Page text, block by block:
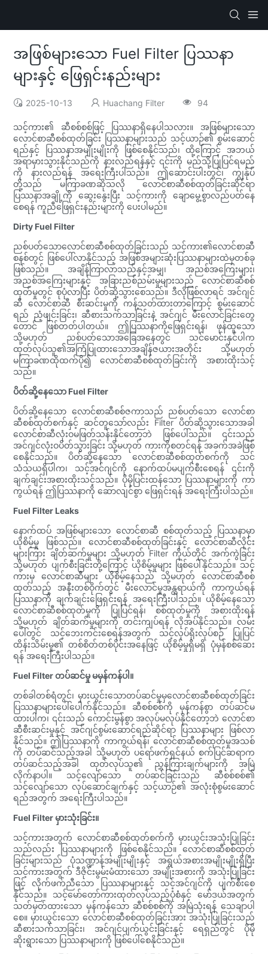
အဖြစ်များသော Fuel Filter ပြဿနာ
များနှင့် ဖြေရှင်းနည်းများ
2025-10-13 Huachang Filter 94
သင့်ကား၏ ဆီစစ်စစ်ဖြင့် ပြဿနာရှိနေပါသလား။ အဖြစ်များသော
လောင်စာဆီစစ်ထုတ်ခြင်း ပြဿနာများသည် သင့်ယာဉ်၏ စွမ်းဆောင်
ရည်နှင့် ပြဿနာအမျိုးမျိုးကို ဖြစ်စေနိုင်သည်၊ ထို့ကြောင့် အဘယ်
အရာမှားသွားနိုင်သည်ကို နားလည်ရန်နှင့် ၎င်းကို မည်သို့ပြုပြင်ရမည်
ကို နားလည်ရန် အရေးကြီးပါသည်။ ဤဆောင်းပါးတွင်၊ ကျွန်ုပ်
တို့သည် မကြာခဏဆိုသလို လောင်စာဆီစစ်ထုတ်ခြင်းဆိုင်ရာ
ပြဿနာအချို့ကို ဆွေးနွေးပြီး သင့်ကားကို ချောမွေ့စွာလည်ပတ်နေ
စေရန် ကူညီဖြေရှင်းနည်းများကို ပေးပါမည်။
Dirty Fuel Filter
ညစ်ပတ်သောလောင်စာဆီစစ်ထုတ်ခြင်းသည် သင့်ကား၏လောင်စာဆီ
စနစ်တွင် ဖြစ်ပေါ်လာနိုင်သည့် အဖြစ်အများဆုံးပြဿနာများထဲမှတစ်ခု
ဖြစ်သည်။ အချိန်ကြာလာသည်နှင့်အမျှ၊ အညစ်အကြေးများ၊
အညစ်အကြေးများနှင့် အခြားညစ်ညမ်းမှုများသည် လောင်စာဆီစစ်
ထုတ်မှုတွင် စုပုံလာပြီး ပိတ်ဆို့သွားစေသည်။ ဒီလိုဖြစ်လာရင် အင်ဂျင်
ဆီ လောင်စာဆီ စီးဆင်းမှုကို ကန့်သတ်ထားတာကြောင့် စွမ်းဆောင်
ရည် ညံ့ဖျင်းခြင်း၊ ဆီစားသက်သာခြင်းနဲ့ အင်ဂျင် မီးလောင်ခြင်းတွေ
တောင် ဖြစ်တတ်ပါတယ်။ ဤပြဿနာကိုဖြေရှင်းရန်၊ ဖုန်ထူသော
သို့မဟုတ် ညစ်ပတ်သောအခြေအနေတွင် သင်မောင်းနှင်ပါက
ထုတ်လုပ်သူ၏အကြံပြုထားသောအချိန်ဇယားအတိုင်း သို့မဟုတ်
မကြာခဏထိုထက်ပို၍ လောင်စာဆီစစ်ထုတ်ခြင်းကို အစားထိုးသင့်
သည်။
ပိတ်ဆို့နေသော Fuel Filter
ပိတ်ဆို့နေသော လောင်စာဆီစစ်ဇကာသည် ညစ်ပတ်သော လောင်စာ
ဆီစစ်ထုတ်စက်နှင့် ဆင်တူသော်လည်း Filter ပိတ်ဆို့သွားသောအခါ
လောင်စာဆီလုံးဝမဖြတ်သန်းနိုင်တော့ဘဲ ဖြစ်ပေါ်သည်။ ၎င်းသည်
အင်ဂျင်လုံးဝပိတ်သွားခြင်း သို့မဟုတ် ကားကိုစတင်ရန် အခက်အခဲဖြစ်
စေနိုင်သည်။ ပိတ်ဆို့နေသော လောင်စာဆီစစ်ထုတ်စက်ကို သင်
သံသယရှိပါက၊ သင့်အင်ဂျင်ကို နောက်ထပ်မပျက်စီးစေရန် ၎င်းကို
ချက်ချင်းအစားထိုးသင့်သည်။ ပိုမိုပြင်းထန်သော ပြဿနာများကို ကာ
ကွယ်ရန် ဤပြဿနာကို ဆောလျင်စွာ ဖြေရှင်းရန် အရေးကြီးပါသည်။
Fuel Filter Leaks
နောက်ထပ် အဖြစ်များသော လောင်စာဆီ စစ်ထုတ်သည့် ပြဿနာမှာ
ယိုစိမ့်မှု ဖြစ်သည်။ လောင်စာဆီစစ်ထုတ်ခြင်းနှင့် လောင်စာဆီလိုင်း
များကြား ချိတ်ဆက်မှုများ သို့မဟုတ် Filter ကိုယ်တိုင် အက်ကွဲခြင်း
သို့မဟုတ် ပျက်စီးခြင်းတို့ကြောင့် ယိုစိမ့်မှုများ ဖြစ်ပေါ်နိုင်သည်။ သင့်
ကားမှ လောင်စာဆီများ ယိုစိမ့်နေသည် သို့မဟုတ် လောင်စာဆီစစ်
ထုတ်သည့် အနီးတစ်ဝိုက်တွင် မီးလောင်မှုအန္တရာယ်ကို ကာကွယ်ရန်
ပြဿနာကို ချက်ချင်းဖြေရှင်းရန် အရေးကြီးပါသည်။ ယိုစိမ့်နေသော
လောင်စာဆီစစ်ထုတ်မှုကို ပြုပြင်ရန်၊ စစ်ထုတ်မှုကို အစားထိုးရန်
သို့မဟုတ် ချိတ်ဆက်မှုများကို တင်းကျပ်ရန် လိုအပ်နိုင်သည်။ လမ်း
ပေါ်တွင် သင့်ဘေးကင်းစေရန်အတွက် သင့်လုပ်ရိုးလုပ်စဉ် ပြုပြင်
ထိန်းသိမ်းမှု၏ တစ်စိတ်တစ်ပိုင်းအနေဖြင့် ယိုစိမ့်မှုရှိမရှိ ပုံမှန်စစ်ဆေး
ရန် အရေးကြီးပါသည်။
Fuel Filter တပ်ဆင်မှု မမှန်ကန်ပါ။
တစ်ခါတစ်ရံတွင်၊ မှားယွင်းသောတပ်ဆင်မှုမှလောင်စာဆီစစ်ထုတ်ခြင်း
ပြဿနာများပေါ်ပေါက်နိုင်သည်။ ဆီစစ်စစ်ကို မှန်ကန်စွာ တပ်ဆင်မ
ထားပါက၊ ၎င်းသည် ကောင်းမွန်စွာ အလုပ်မလုပ်နိုင်တော့ဘဲ လောင်စာ
ဆီစီးဆင်းမှုနှင့် အင်ဂျင်စွမ်းဆောင်ရည်ဆိုင်ရာ ပြဿနာများ ဖြစ်လာ
နိုင်သည်။ ဤပြဿနာကို ကာကွယ်ရန်၊ လောင်စာဆီစစ်ထုတ်မှုအသစ်
ကို တပ်ဆင်သည့်အခါ သို့မဟုတ် ပရော်ဖက်ရှင်နယ် စက်ပြင်ဆရာက
တပ်ဆင်သည့်အခါ ထုတ်လုပ်သူ၏ ညွှန်ကြားချက်များကို အမြဲ
လိုက်နာပါ။ သင့်လျော်သော တပ်ဆင်ခြင်းသည် ဆီစစ်စစ်၏
သင့်လျော်သော လုပ်ဆောင်ချက်နှင့် သင့်ယာဉ်၏ အလုံးစုံစွမ်းဆောင်
ရည်အတွက် အရေးကြီးပါသည်။
Fuel Filter မှားသုံးခြင်း။
သင့်ကားအတွက် လောင်စာဆီစစ်ထုတ်စက်ကို မှားယွင်းအသုံးပြုခြင်း
သည်လည်း ပြဿနာများကို ဖြစ်စေနိုင်သည်။ လောင်စာဆီစစ်ထုတ်
ခြင်းများသည် ပုံသဏ္ဍာန်အမျိုးမျိုးနှင့် အရွယ်အစားအမျိုးမျိုးရှိပြီး
သင့်ကားအတွက် ဒီဇိုင်းမွမ်းမံထားသော အမျိုးအစားကို အသုံးပြုခြင်း
ဖြင့် လိုက်ဖက်ညီသော ပြဿနာများနှင့် သင့်အင်ဂျင်ကို ပျက်စီးစေ
နိုင်သည်။ သင့်မော်တော်ကားထုတ်လုပ်သည့်ပုံစံနှင့် မော်ဒယ်အတွက်
သတ်မှတ်ထားသော မှန်ကန်သော ဆီစစ်စစ်ကို အမြဲသုံးရန် သေချာပါ
စေ။ မှားယွင်းသော လောင်စာဆီစစ်ထုတ်ခြင်းအား အသုံးပြုခြင်းသည်
ဆီစားသက်သာခြင်း၊ အင်ဂျင်ပျက်ယွင်းခြင်းနှင့် ရေရှည်တွင် ပိုမို
ဆိုးရွားသော ပြဿနာများကို ဖြစ်ပေါ်စေနိုင်သည်။